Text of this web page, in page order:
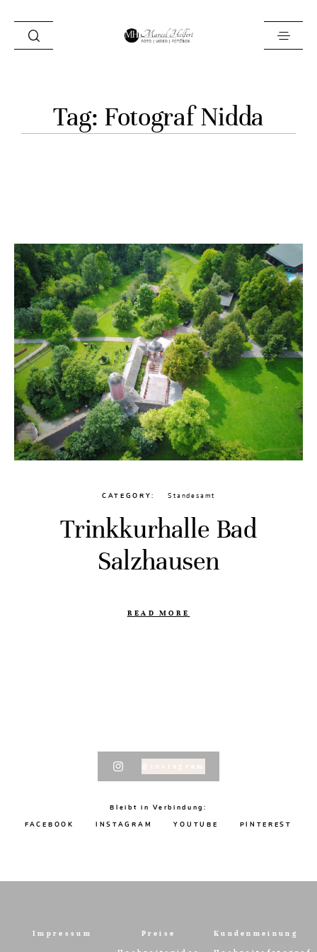
Video
Kontakt
Tag: Fotograf Nidda
CATEGORY Standesamt
Trinkkurhalle Bad
Salzhausen
READ MORE
@instagram
Bleibt in Verbindung:
FACEBOOK
INSTAGRAM YOUTUBE PINTEREST
Impressum Preise Kundenmeinung